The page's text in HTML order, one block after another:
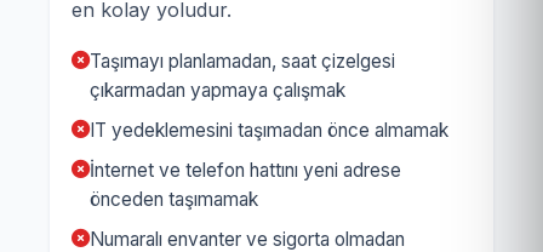
en kolay yoludur.
Taşımayı planlamadan, saat çizelgesi
çıkarmadan yapmaya çalışmak
IT yedeklemesini taşımadan önce almamak
İnternet ve telefon hattını yeni adrese
önceden taşımamak
Numaralı envanter ve sigorta olmadan